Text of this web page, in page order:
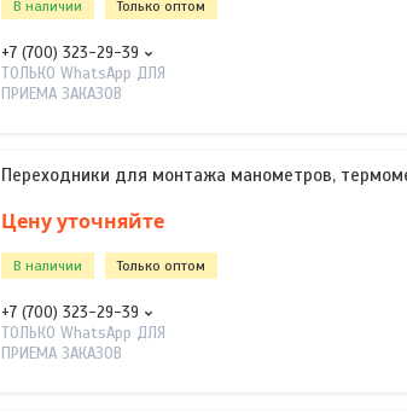
В наличии Только оптом
+7 (700) 323-29-39
ТОЛЬКО WhatsApp ДЛЯ
ПРИЕМА ЗАКАЗОВ
Переходники для монтажа манометров,
Цену уточняйте
В наличии Только оптом
+7 (700) 323-29-39
ТОЛЬКО WhatsApp ДЛЯ
ПРИЕМА ЗАКАЗОВ